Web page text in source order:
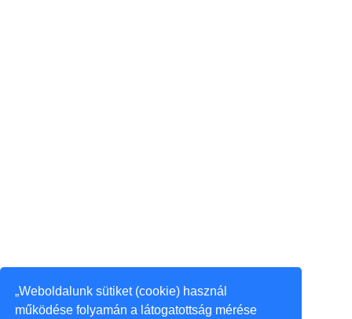
„Weboldalunk sütiket (cookie) használ
működése folyamán a látogatottság mérése